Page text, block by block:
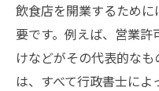
飲食店を開業するため
要です。例えば、営業
けなどがその代表的な
は、すべて行政書士によ